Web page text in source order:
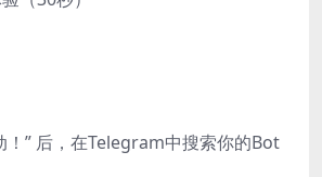
！” 后，在Telegram中搜索你的Bot